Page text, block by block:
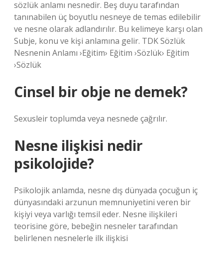
sözlük anlamı nesnedir. Beş duyu tarafından
tanınabilen üç boyutlu nesneye de temas edilebilir
ve nesne olarak adlandırılır. Bu kelimeye karşı olan
Subje, konu ve kişi anlamına gelir. TDK Sözlük
Nesnenin Anlamı ›Eğitim› Eğitim ›Sözlük› Eğitim
›Sözlük
Cinsel bir obje ne demek?
Sexusleir toplumda veya nesnede çağrılır.
Nesne ilişkisi nedir
psikolojide?
Psikolojik anlamda, nesne dış dünyada çocuğun iç
dünyasındaki arzunun memnuniyetini veren bir
kişiyi veya varlığı temsil eder. Nesne ilişkileri
teorisine göre, bebeğin nesneler tarafından
belirlenen nesnelerle ilk ilişkisi